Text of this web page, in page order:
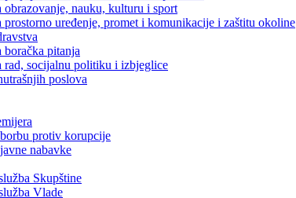
obrazovanje, nauku, kulturu i sport
prostorno uređenje, promet i komunikacije i zaštitu okoline
pitanja
rad, socijalnu politiku i izbjeglice
poslova
protiv korupcije
nabavke
Skupštine
Vlade